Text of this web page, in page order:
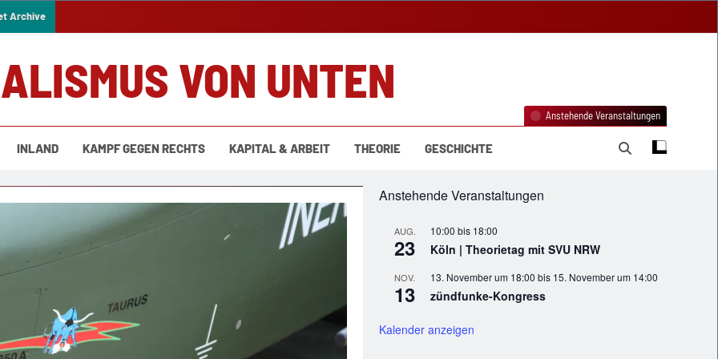
Archive
VON UNTEN
INLAND KAMPF GEGEN RECHTS KAPITAL & ARBEIT THEORIE GESCHICHTE
Anstehende Veranstaltungen
Anstehende Veranstaltungen
AUG.
23
10:00 bis 18:00
Köln | Theorietag mit SVU NRW
NOV.
13
13. November um 18:00 bis 15. November um 14:00
zündfunke-Kongress
Kalender anzeigen